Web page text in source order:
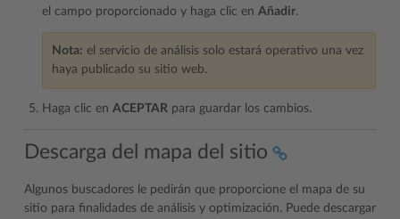
el campo proporcionado y haga clic en Añadir.
Nota: el servicio de análisis solo estará operativo una vez
haya publicado su sitio web.
Haga clic en ACEPTAR para guardar los cambios.
Descarga del mapa del sitio
Algunos buscadores le pedirán que proporcione el mapa de su
sitio para finalidades de análisis y optimización. Puede descargar